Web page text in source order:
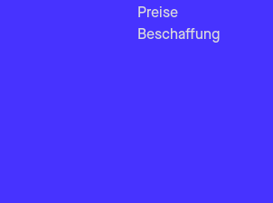
Preise
Beschaffung